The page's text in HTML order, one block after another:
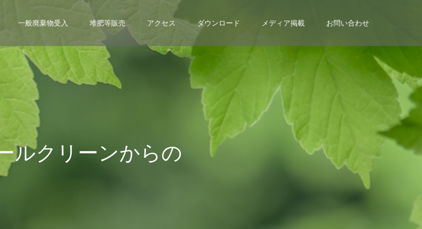
一般廃棄物受入 堆肥等販売 アクセス ダウンロード メディア掲載 お問い合わせ
ールク リ ン か ら
お
知 せ